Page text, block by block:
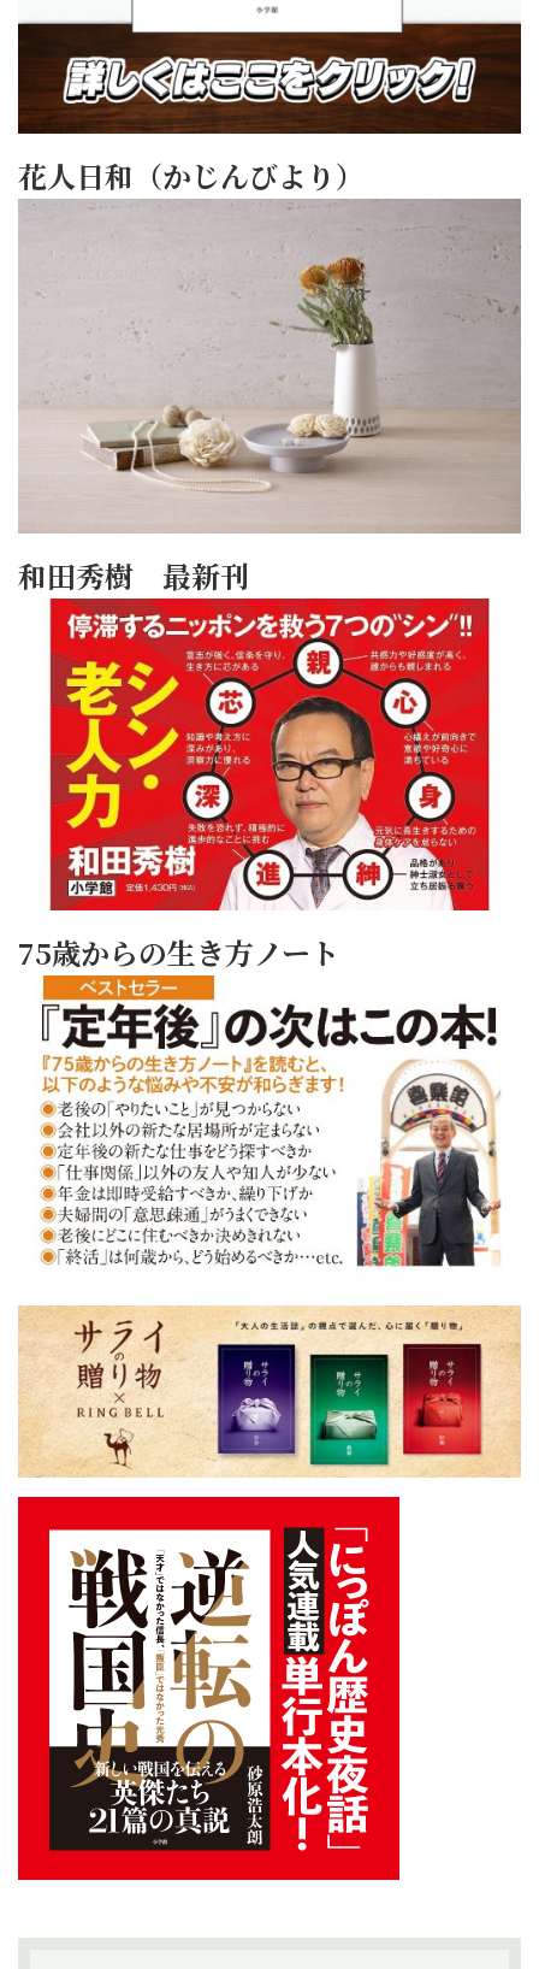
花人日和（かじんびより）
和田秀樹 最新刊
75歳からの生き方ノート